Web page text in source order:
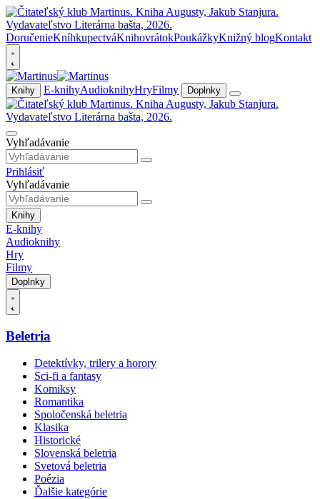
DoručenieKníhkupectváKnihovrátokPoukážkyKnižný blogKontakt
Knihy E-knihyAudioknihyHryFilmy Doplnky
Vyhľadávanie
Prihlásiť
Vyhľadávanie
Knihy
E-knihy
Audioknihy
Hry
Filmy
Doplnky
Beletria
Detektívky, trilery a horory
Sci-fi a fantasy
Komiksy
Romantika
Spoločenská beletria
Klasika
Historické
Slovenská beletria
Svetová beletria
Poézia
Ďalšie kategórie